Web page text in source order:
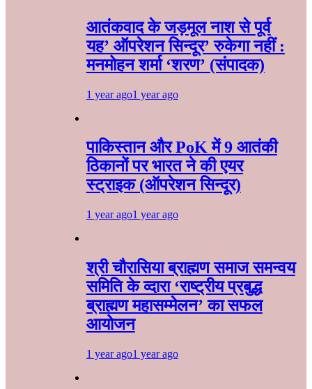
आतंकवाद के जड़मूल नाश से पूर्व
यह’ ऑपरेशन सिन्दूर’ रुकेगा नहीं :
मनमोहन शर्मा ‘शरण’ (संपादक)
1 year ago1 year ago
पाकिस्तान और PoK में 9 आतंकी
ठिकानों पर भारत ने की एयर
स्ट्राइक (ऑपरेशन सिन्दूर)
1 year ago1 year ago
श्री चौरासिया ब्राह्मण समाज समन्वय
समिति के व्दारा‌ ‘राष्ट्रीय प्रबुद्ध
ब्राह्मण‌ महासम्मेलन‌’ का सफल
आयोजन
1 year ago1 year ago